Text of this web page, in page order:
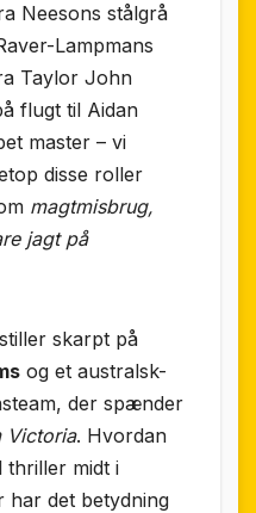
Neesons stålgrå
Lampmans
Taylor John
flugt til Aidan
master – vi
disse roller
magtmisbrug,
jagt på
skarpt på
og et australsk-
der spænder
Victoria. Hvordan
thriller midt i
det betydning